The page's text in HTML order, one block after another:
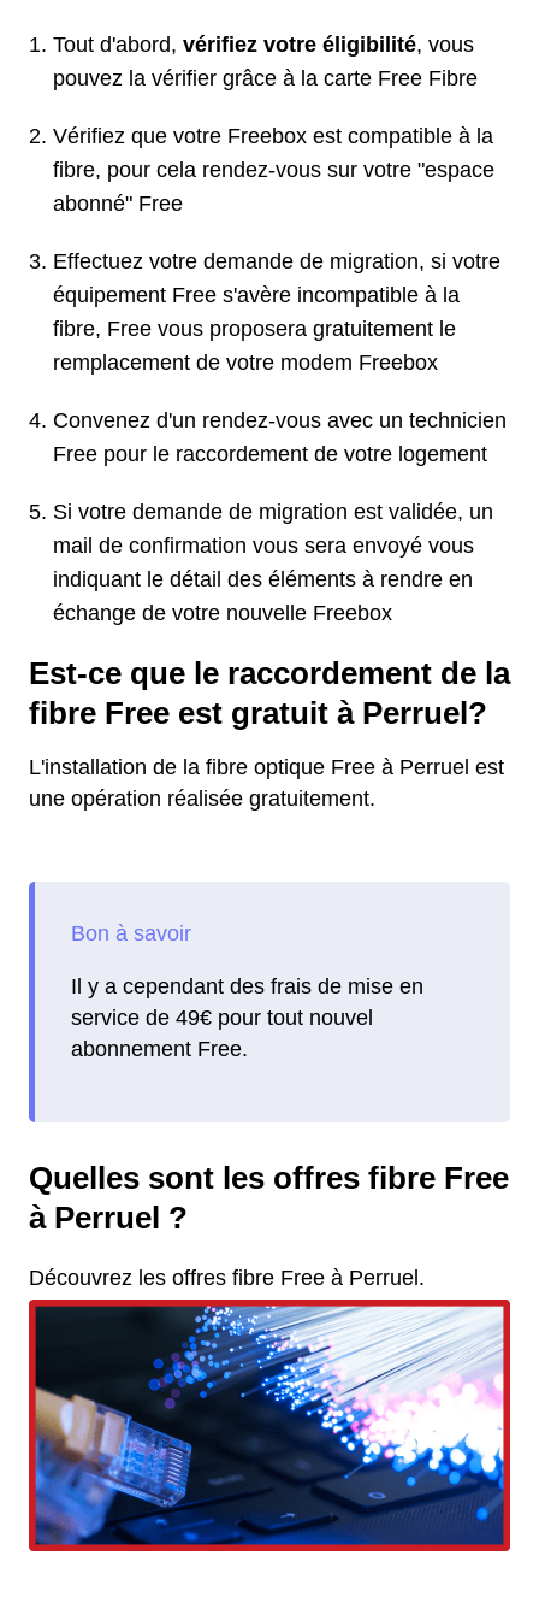
Tout d'abord, vérifiez votre éligibilité, vous
pouvez la vérifier grâce à la carte Free Fibre
Vérifiez que votre Freebox est compatible à la
fibre, pour cela rendez-vous sur votre "espace
abonné" Free
Effectuez votre demande de migration, si votre
équipement Free s'avère incompatible à la
fibre, Free vous proposera gratuitement le
remplacement de votre modem Freebox
Convenez d'un rendez-vous avec un technicien
Free pour le raccordement de votre logement
Si votre demande de migration est validée, un
mail de confirmation vous sera envoyé vous
indiquant le détail des éléments à rendre en
échange de votre nouvelle Freebox
Est-ce que le raccordement de la
fibre Free est gratuit à Perruel?
L'installation de la fibre optique Free à Perruel est
une opération réalisée gratuitement.
Il y a cependant des frais de mise en
service de 49€ pour tout nouvel
abonnement Free.
Quelles sont les offres fibre Free
à Perruel ?
Découvrez les offres fibre Free à Perruel.